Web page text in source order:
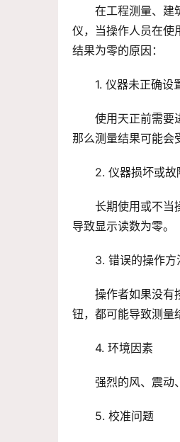
在工程测量、建
仪，当操作人员在使
结果为零的原因：
1. 仪器未正确设
使用天正前需要
那么测量结果可能会
2. 仪器损坏或故
长期使用或不当
导致显示读数为零。
3. 错误的操作方
操作者如果没有
钮，都可能导致测量
4. 环境因素
强烈的风、震动
5. 校准问题